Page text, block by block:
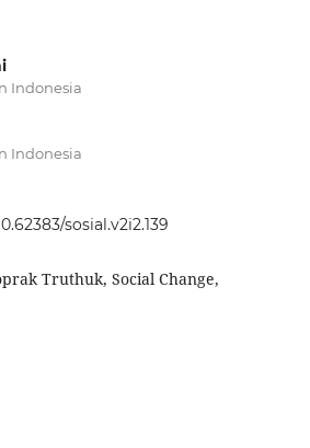
Indonesia
Indonesia
sosial.v2i2.139
Truthuk, Social Change,